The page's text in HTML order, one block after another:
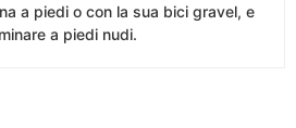
a piedi o con la sua bici gravel, e
a piedi nudi.